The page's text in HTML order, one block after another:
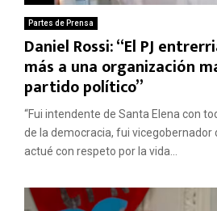
Partes de Prensa
Daniel Rossi: “El PJ
más a una organización
partido político”
“Fui intendente de Santa Elena con
de la democracia, fui vicegobernador
actué con respeto por la vida...